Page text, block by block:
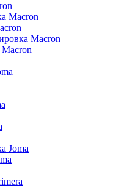
Macron
Macron
Joma